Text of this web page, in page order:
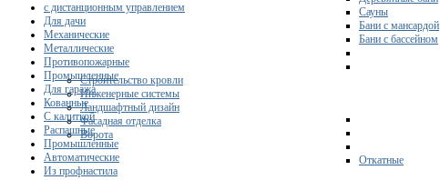
Сауны
Бани с мансардой
Бани с бассейном
Строительство кровли
Инженерные системы
Ландшафтный дизайн
Фасадная отделка
Ворота
Откатные
с дистанционным управлением
Для дачи
Механические
Металлические
Противопожарные
Промышленные
Для гаража
Кованные
С калиткой
Распашные
Промышленные
Автоматические
Из профнастила